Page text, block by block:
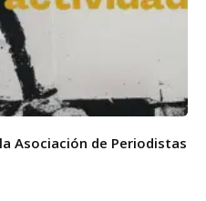
Asociación de Periodistas